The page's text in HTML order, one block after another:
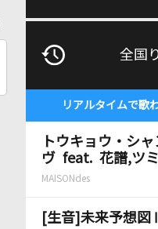
全国
リアルタイムで歌
トウキョウ・シ
ヴ feat. 花譜,ツ
MAISONdes
[生音]未来予想図Ⅱ